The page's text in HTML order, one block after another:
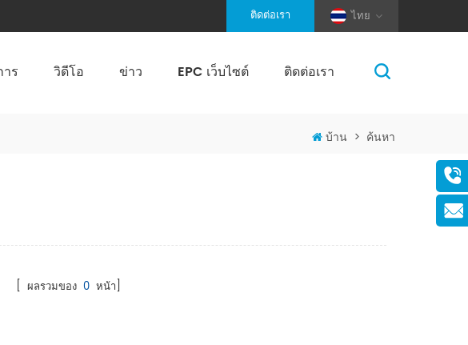
ไทย
ติดต่อเรา
ร วิดีโอ ข่าว EPC เว็บไซต์ ติดต่อเรา
บ้าน > ค้นหา
[ ผลรวมของ 0 หน้า]